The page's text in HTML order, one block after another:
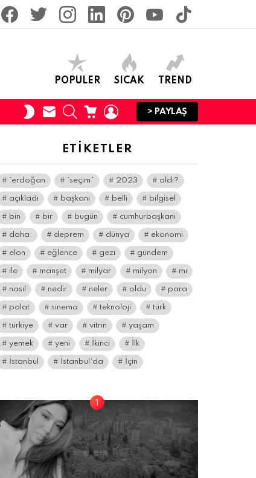
POPULER SICAK TREND
SWITCH
SKIN
SUBSCRIBE
SEARCHCART LOGIN
> PAYLAŞ
ETIKETLER
“erdoğan “seçim” 2023 aldı?
açıkladı başkanı belli bilgisel
bin bir bugün cumhurbaşkanı
daha: deprem dünya ekonomi
elon eğlence gezi gündem
ile manşet milyar milyon mı
nasıl nedir neler oldu para
polat sinema teknoloji türk
türkiye var vitrin yaşam
yemek yeni İkinci İlk
İstanbul İstanbul’da İçin